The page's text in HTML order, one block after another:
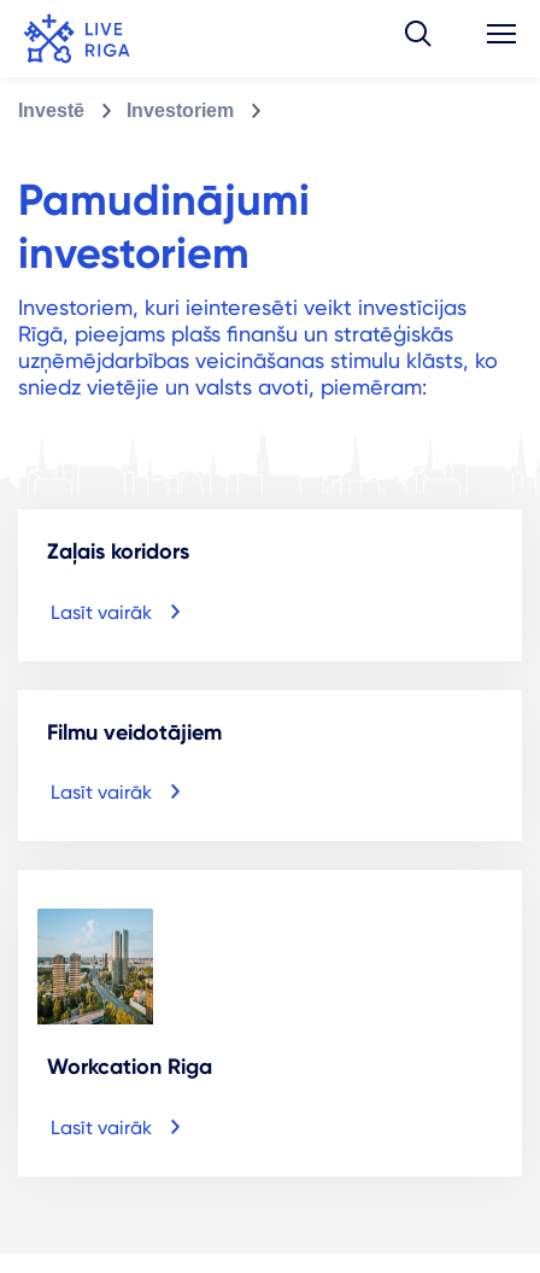
Investē Investoriem
Pamudinājumi
investoriem
Investoriem, kuri ieinteresēti veikt investīcijas
Rīgā, pieejams plašs finanšu un stratēģiskās
uzņēmējdarbības veicināšanas stimulu klāsts, ko
sniedz vietējie un valsts avoti, piemēram:
Zaļais koridors
Lasīt vairāk
Filmu veidotājiem
Lasīt vairāk
Workcation Riga
Lasīt vairāk